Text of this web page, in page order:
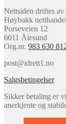
Nettsiden driftes av
Høybakk netthandel
Porseveien 12
6011 Ålesund
Org.nr. 983 630
post@idrett1.no
Salgsbetingelser
Sikker betaling er
anerkjente og